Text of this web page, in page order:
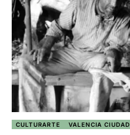
CULTURARTE VALENCIA CIUDAD